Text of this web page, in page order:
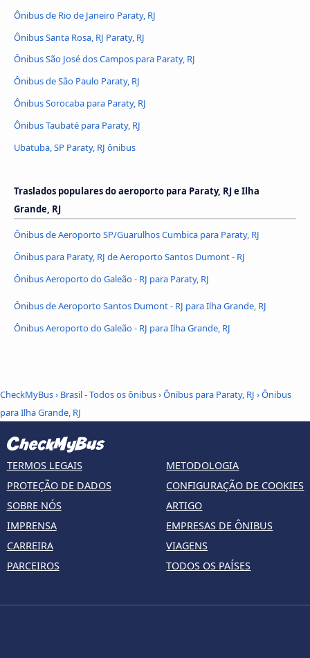
Ônibus de Rio de Janeiro Paraty, RJ
Ônibus Santa Rosa, RJ Paraty, RJ
Ônibus São José dos Campos para Paraty, RJ
Ônibus de São Paulo Paraty, RJ
Ônibus Sorocaba para Paraty, RJ
Ônibus Taubaté para Paraty, RJ
Ubatuba, SP Paraty, RJ ônibus
Traslados populares do aeroporto para Paraty, RJ e Ilha
Grande, RJ
Ônibus de Aeroporto SP/Guarulhos Cumbica para Paraty, RJ
Ônibus para Paraty, RJ de Aeroporto Santos Dumont - RJ
Ônibus Aeroporto do Galeão - RJ para Paraty, RJ
Ônibus de Aeroporto Santos Dumont - RJ para Ilha Grande, RJ
Ônibus Aeroporto do Galeão - RJ para Ilha Grande, RJ
CheckMyBus› Brasil - Todos os ônibus›Ônibus para Paraty, RJ ›Ônibus
para Ilha Grande, RJ
TERMOS LEGAIS
PROTEÇÃO DE DADOS
SOBRE NÓS
IMPRENSA
CARREIRA
PARCEIROS
METODOLOGIA
CONFIGURAÇÃO DE COOKIES
ARTIGO
EMPRESAS DE ÔNIBUS
VIAGENS
TODOS OS PAÍSES